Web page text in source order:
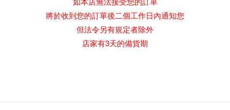
將於收到您的訂單後二個工作日內通知您
但法令另有規定者除外
店家有3天的備貨期